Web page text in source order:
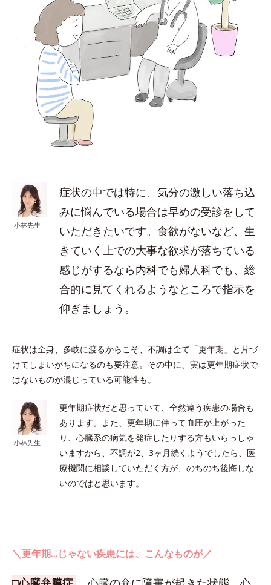
小林先生
症状の中では特に、気分の激しい落ち込
みに悩んでいる場合は早めの受診をして
いただきたいです。食欲がないなど、生
きていく上での大事な欲求が落ちている
感じがするなら内科でも婦人科でも、総
合的に見てくれるようなところで指示を
仰ぎましょう。
症状は全身、多岐に渡るからこそ、不調は全て「更年期」と片づ
けてしまいがちになるのも要注意。その中に、実は更年期症状で
はないものが混じっている可能性も。
小林先生
更年期症状だと思っていて、全然違う疾患の場合も
あります。また、更年期に伴って血圧が上がった
り、心臓系の病気を発症したりする方もいらっしゃ
いますから、不調が2、3ヶ月続くようでしたら、医
療機関に相談していただく方が、のちのち後悔しな
いのではと思います。
＼更年期…じゃない疾患には、こんなものが／